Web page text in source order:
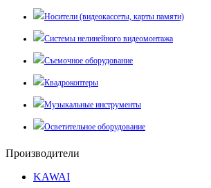
Носители (видеокассеты, карты памяти)
Системы нелинейного видеомонтажа
Съемочное оборудование
Квадрокоптеры
Музыкальные инструменты
Осветительное оборудование
Производители
KAWAI